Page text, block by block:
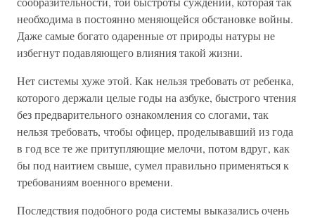
необходима в постоянно меняющейся обстановке войны.
Даже самые богато одаренные от природы натуры не
избегнут подавляющего влияния такой жизни.
Нет системы хуже этой. Как нельзя требовать от ребенка,
которого держали целые годы на азбуке, быстрого чтения
без предварительного ознакомления со слогами, так
нельзя требовать, чтобы офицер, проделывавший из года
в год все те же притупляющие мелочи, потом вдруг, как
бы под наитием свыше, сумел правильно применяться к
требованиям военного времени.
Последствия подобного рода системы выказались очень